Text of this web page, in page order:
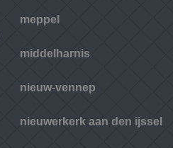
meppel
middelharnis
nieuw-vennep
nieuwerkerk aan den ijssel